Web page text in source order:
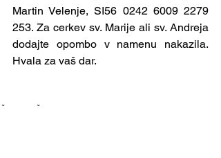
Martin Velenje, SI56 0242 6009 2279
253. Za cerkev sv. Marije ali sv. Andreja
dodajte opombo v namenu nakazila.
Hvala za vaš dar.